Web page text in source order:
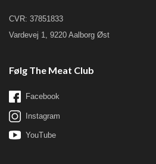
CVR: 37851833
Vardevej 1, 9220 Aalborg Øst
Følg The Meat Club
Facebook
Instagram
YouTube